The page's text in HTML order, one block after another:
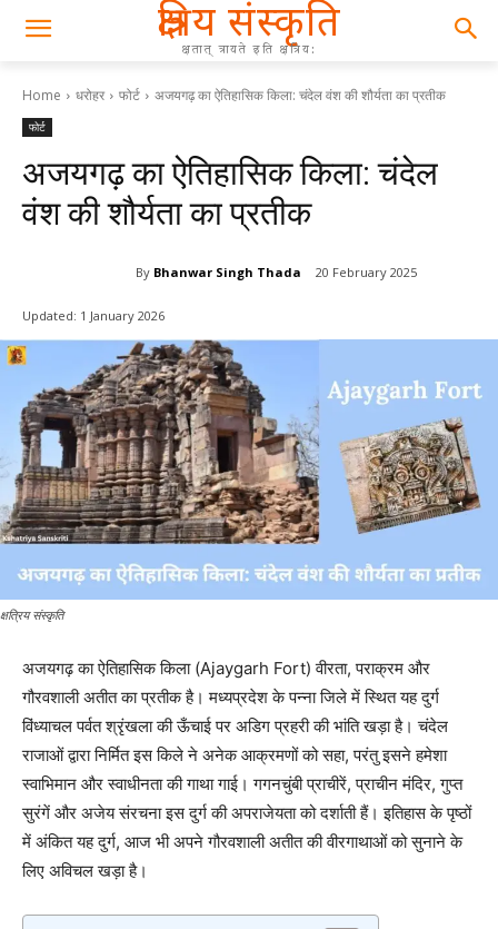
क्षत्रिय संस्कृति
क्षतात् त्रायते इति क्षत्रिय:
Home धरोहर फोर्ट अजयगढ़ का ऐतिहासिक किला: चंदेल वंश की शौर्यता का प्रतीक
फोर्ट
अजयगढ़ का ऐतिहासिक किला: चंदेल
वंश की शौर्यता का प्रतीक
By Bhanwar Singh Thada 20 February 2025
Updated: 1 January 2026
क्षत्रिय संस्कृति
अजयगढ़ का ऐतिहासिक किला (Ajaygarh Fort) वीरता, पराक्रम और
गौरवशाली अतीत का प्रतीक है। मध्यप्रदेश के पन्ना जिले में स्थित यह दुर्ग
विंध्याचल पर्वत श्रृंखला की ऊँचाई पर अडिग प्रहरी की भांति खड़ा है। चंदेल
राजाओं द्वारा निर्मित इस किले ने अनेक आक्रमणों को सहा, परंतु इसने हमेशा
स्वाभिमान और स्वाधीनता की गाथा गाई। गगनचुंबी प्राचीरें, प्राचीन मंदिर, गुप्त
सुरंगें और अजेय संरचना इस दुर्ग की अपराजेयता को दर्शाती हैं। इतिहास के पृष्ठों
में अंकित यह दुर्ग, आज भी अपने गौरवशाली अतीत की वीरगाथाओं को सुनाने के
लिए अविचल खड़ा है।